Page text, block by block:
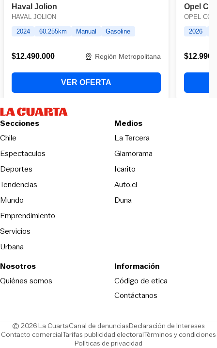
Secciones
Chile
Espectaculos
Deportes
Tendencias
Mundo
Emprendimiento
Servicios
Urbana
Medios
La TerceraOpens in new
Glamorama
Icarito
Auto.cl
DunaOpens in new window
Nosotros
Quiénes somos
Información
Código de eticaOpens in new
Contáctanos
© 2026 La CuartaCanal de denunciasOpens in new window
Declaración de Intereses
Contacto comercialOpens in new window
Tarifas publicidad electoralOpens in new window
Términos y condiciones
Políticas de privacidad